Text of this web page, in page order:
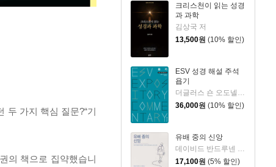
크리스천이 읽는 성경
과 과학
김상국 저
13,500원 (10% 할인)
ESV 성경 해설 주석
욥기
더글러스 숀 오도넬 저/이언 두기드,제이 스클라,제임스 해밀턴 편/홍병룡 역
36,000원 (10% 할인)
유배 중의 신앙
데이비드 반드루넨 저/권대영 역
17,100원 (5% 할인)
두 가지 핵심 질문?“기
의 책으로 집약했습니